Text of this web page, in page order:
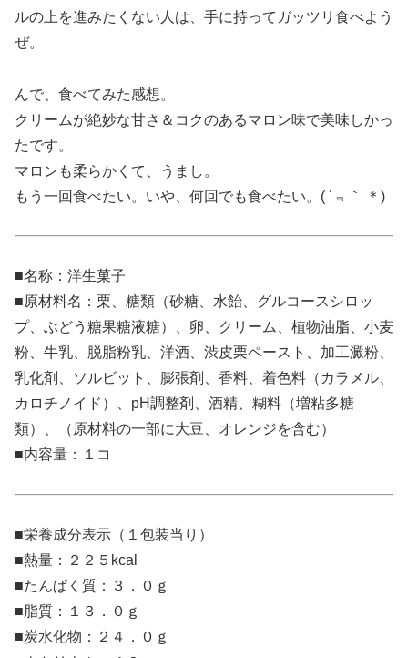
ルの上を進みたくない人は、手に持ってガッツリ食べよう
ぜ。
んで、食べてみた感想。
クリームが絶妙な甘さ＆コクのあるマロン味で美味しかっ
たです。
マロンも柔らかくて、うまし。
もう一回食べたい。いや、何回でも食べたい。( ´﹃｀ ＊)
■名称：洋生菓子
■原材料名：栗、糖類（砂糖、水飴、グルコースシロッ
プ、ぶどう糖果糖液糖）、卵、クリーム、植物油脂、小麦
粉、牛乳、脱脂粉乳、洋酒、渋皮栗ペースト、加工澱粉、
乳化剤、ソルビット、膨張剤、香料、着色料（カラメル、
カロチノイド）、pH調整剤、酒精、糊料（増粘多糖
類）、（原材料の一部に大豆、オレンジを含む）
■内容量：１コ
■栄養成分表示（１包装当り）
■熱量：２２５kcal
■たんぱく質：３．０ｇ
■脂質：１３．０ｇ
■炭水化物：２４．０ｇ